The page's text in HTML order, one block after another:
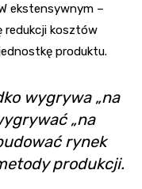
ekstensywnym –
redukcji kosztów
produktu.
wygrywa „na
„na
rynek
produkcji.